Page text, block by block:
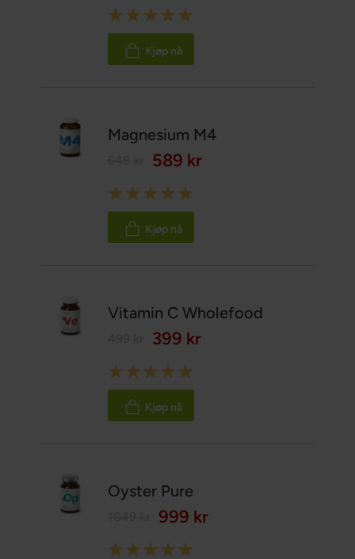
Rating:
100%
Kjøp nå
Magnesium M4
589 kr
Rating:
100%
Kjøp nå
Vitamin C Wholefood
399 kr
Rating:
100%
Kjøp nå
Oyster Pure
999 kr
Rating: